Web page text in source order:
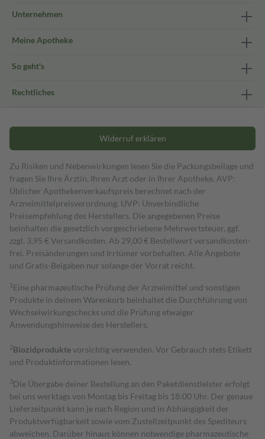
Unternehmen
Meine Apotheke
So geht's
Rechtliches
Widerruf erklären
Zu Risiken und Nebenwirkungen lesen Sie die Packungsbeilage und
fragen Sie Ihre Ärztin, Ihren Arzt oder in Ihrer Apotheke. AVP:
Üblicher Apothekenverkaufspreis berechnet nach der
Arzneimittelpreisverordnung. UVP: Unverbindliche
Preisempfehlung des Herstellers. Die angegebenen Preise
beinhalten die gesetzlich vorgeschriebene Mehrwertsteuer, ggf.
zzgl. 3,95 € Versandkosten. Ab 29,00 € Bestell­wert versand­kosten­
frei. Preisänderungen und Irrtümer vorbehalten. Alle Angebote
und Gratis-Beigaben nur solange der Vorrat reicht.
1 Eine pharmazeutische Prüfung der Arzneimittel und sonstigen
Produkte in deinem Warenkorb beinhaltet die Durchführung von
Wechselwirkungschecks und die Prüfung etwaiger
Anwendungshinweise des Herstellers.
2Biozidproduktevorsichtig verwenden. Vor Gebrauch stets Etikett
und Produktinformationen lesen.
3Die Übergabe deiner Bestellung an den Paketdienstleister erfolgt
bei uns werktags von Montag bis Freitag bis 18:00 Uhr. Der genaue
Lieferzeitpunkt kann je nach Region und in Abhängigkeit der
Produktverfügbarkeit sowie vom Zustellzeitpunkt des Spediteurs
abweichen. Darüber hinaus können notwendige pharmazeutische